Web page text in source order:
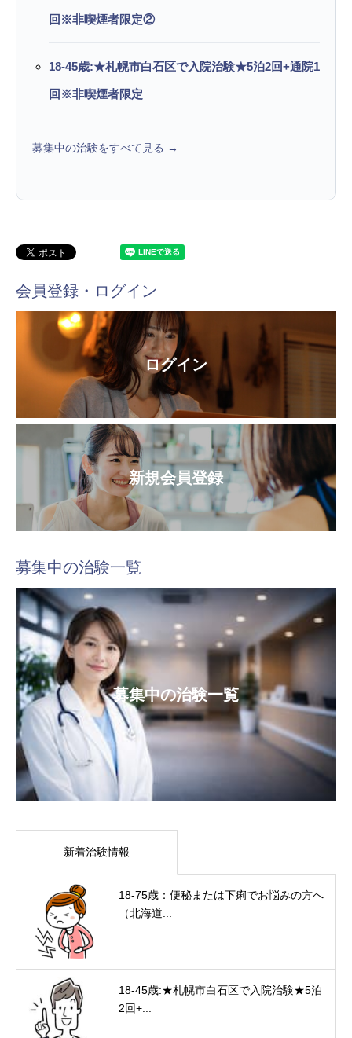
回※非喫煙者限定②
18-45歳:★札幌市白石区で入院治験★5泊2回+通院1
回※非喫煙者限定
募集中の治験をすべて見る →
会員登録・ログイン
ログイン
新規会員登録
募集中の治験一覧
募集中の治験一覧
新着治験情報
18-75歳：便秘または下痢でお悩みの方へ
（北海道...
18-45歳:★札幌市白石区で入院治験★5泊
2回+...